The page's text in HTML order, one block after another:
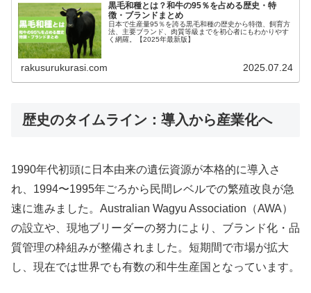
黒毛和種とは？和牛の95％を占める歴史・特
徴・ブランドまとめ
日本で生産量95％を誇る黒毛和種の歴史から特徴、飼育方
法、主要ブランド、肉質等級までを初心者にもわかりやす
く網羅。【2025年最新版】
rakusurukurasi.com 2025.07.24
歴史のタイムライン：導入から産業化へ
1990年代初頭に日本由来の遺伝資源が本格的に導入さ
れ、1994〜1995年ごろから民間レベルでの繁殖改良が急
速に進みました。Australian Wagyu Association（AWA）
の設立や、現地ブリーダーの努力により、ブランド化・品
質管理の枠組みが整備されました。短期間で市場が拡大
し、現在では世界でも有数の和牛生産国となっています。